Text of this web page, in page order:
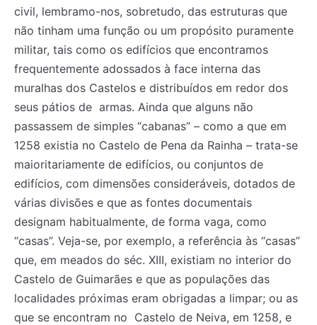
civil, lembramo-nos, sobretudo, das estruturas que
não tinham uma função ou um propósito puramente
militar, tais como os edifícios que encontramos
frequentemente adossados à face interna das
muralhas dos Castelos e distribuídos em redor dos
seus pátios de armas. Ainda que alguns não
passassem de simples “cabanas” – como a que em
1258 existia no Castelo de Pena da Rainha – trata-se
maioritariamente de edifícios, ou conjuntos de
edifícios, com dimensões consideráveis, dotados de
várias divisões e que as fontes documentais
designam habitualmente, de forma vaga, como
“casas”. Veja-se, por exemplo, a referência às “casas”
que, em meados do séc. XIII, existiam no interior do
Castelo de Guimarães e que as populações das
localidades próximas eram obrigadas a limpar; ou as
que se encontram no Castelo de Neiva, em 1258, e